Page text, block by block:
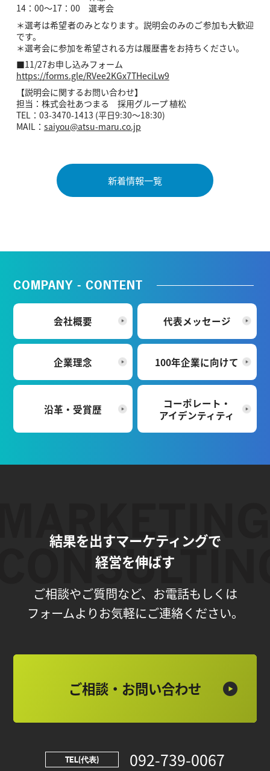
14：00〜17：00 選考会
＊選考は希望者のみとなります。説明会のみのご参加も大歓迎
です。
＊選考会に参加を希望される方は履歴書をお持ちください。
■11/27お申し込みフォーム
https://forms.gle/RVee2KGx7THeciLw9
【説明会に関するお問い合わせ】
担当：株式会社あつまる 採用グループ 植松
TEL：03-3470-1413 (平日9:30〜18:30)
MAIL： saiyou@atsu-maru.co.jp
新着情報一覧
COMPANY - CONTENT
会社概要 代表メッセージ
企業理念 100年企業に向けて
沿革・受賞歴
コーポレート・
アイデンティティ
結果を出すマーケティングで
経営を伸ばす
ご相談やご質問など、お電話もしくは
フォームよりお気軽にご連絡ください。
ご相談・お問い合わせ
TEL(代表) 092-739-0067